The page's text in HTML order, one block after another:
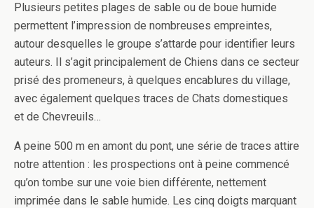
Plusieurs petites plages de sable ou de boue humide
permettent l’impression de nombreuses empreintes,
autour desquelles le groupe s’attarde pour identifier leurs
auteurs. Il s’agit principalement de Chiens dans ce secteur
prisé des promeneurs, à quelques encablures du village,
avec également quelques traces de Chats domestiques
et de Chevreuils…
A peine 500 m en amont du pont, une série de traces attire
notre attention : les prospections ont à peine commencé
qu’on tombe sur une voie bien différente, nettement
imprimée dans le sable humide. Les cinq doigts marquant